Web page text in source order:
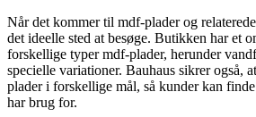
Når det kommer til mdf-plader og
det ideelle sted at besøge. Butikken har et
forskellige typer mdf-plader, herunder
specielle variationer. Bauhaus sikrer også,
plader i forskellige mål, så kunder kan
har brug for.